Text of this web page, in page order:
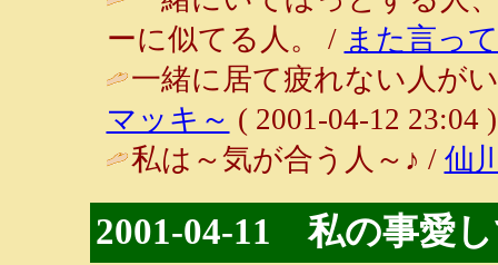
ーに似てる人。 / また言っ
一緒に居て疲れない人が
マッキ～ ( 2001-04-12 23:04 )
私は～気が合う人～♪ / 仙
2001-04-11 私の事愛